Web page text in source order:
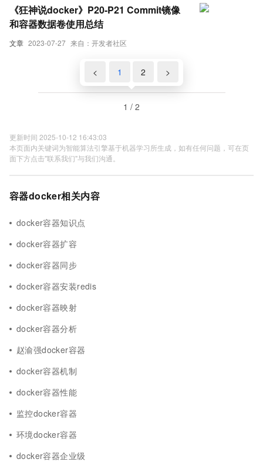
文章 2023-07-27 来自：开发者社区
《狂神说docker》P20-P21 Commit镜像
和容器数据卷使用总结
< 1 2 >
1 / 2
更新时间 2025-10-12 16:43:03
本页面内关键词为智能算法引擎基于机器学习所生成，如有任何问题，可在页
面下方点击"联系我们"与我们沟通。
容器docker相关内容
docker容器知识点
docker容器扩容
docker容器同步
docker容器安装redis
docker容器映射
docker容器分析
赵渝强docker容器
docker容器机制
docker容器性能
监控docker容器
环境docker容器
docker容器企业级